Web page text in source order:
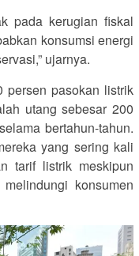
pada kerugian fiskal
konsumsi energi
ujarnya.
persen pasokan listrik
utang sebesar 200
bertahun-tahun.
yang sering kali
tarif listrik meskipun
konsumen